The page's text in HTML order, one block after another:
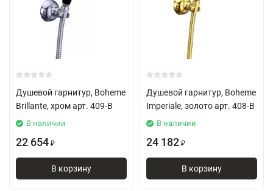
Душевой гарнитур, Boheme
Brillante, хром арт. 409-B
В наличии
22 654 ₽
В корзину
Душевой гарнитур, Boheme
Imperiale, золото арт. 408-B
В наличии
24 182 ₽
В корзину